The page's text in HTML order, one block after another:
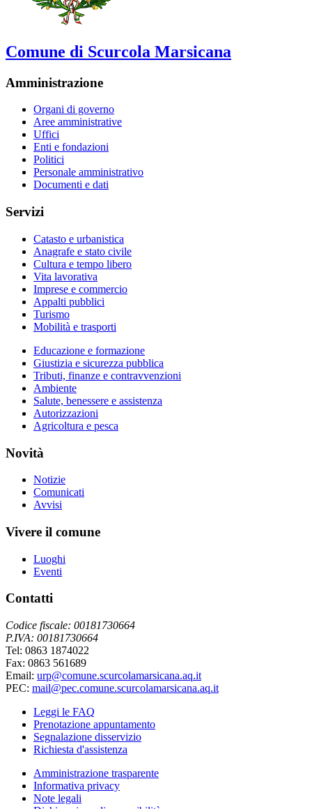
Comune di Scurcola Marsicana
Amministrazione
Organi di governo
Aree amministrative
Uffici
Enti e fondazioni
Politici
Personale amministrativo
Documenti e dati
Servizi
Catasto e urbanistica
Anagrafe e stato civile
Cultura e tempo libero
Vita lavorativa
Imprese e commercio
Appalti pubblici
Turismo
Mobilità e trasporti
Educazione e formazione
Giustizia e sicurezza pubblica
Tributi, finanze e contravvenzioni
Ambiente
Salute, benessere e assistenza
Autorizzazioni
Agricoltura e pesca
Novità
Notizie
Comunicati
Avvisi
Vivere il comune
Luoghi
Eventi
Contatti
Codice fiscale: 00181730664
P.IVA: 00181730664
Tel: 0863 1874022
Fax: 0863 561689
Email: urp@comune.scurcolamarsicana.aq.it
PEC: mail@pec.comune.scurcolamarsicana.aq.it
Leggi le FAQ
Prenotazione appuntamento
Segnalazione disservizio
Richiesta d'assistenza
Amministrazione trasparente
Informativa privacy
Note legali